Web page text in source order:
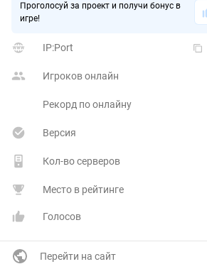
Проголосуй за проект и получи бонус в
игре!
IP:Port
Игроков онлайн
Рекорд по онлайну
Версия
Кол-во серверов
Место в рейтинге
Голосов
Перейти на сайт